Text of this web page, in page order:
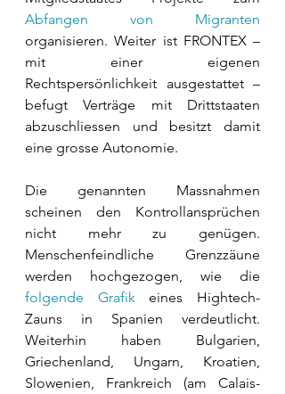
Abfangen von Migranten
organisieren. Weiter ist FRONTEX –
mit einer eigenen
Rechtspersönlichkeit ausgestattet –
befugt Verträge mit Drittstaaten
abzuschliessen und besitzt damit
eine grosse Autonomie.
Die genannten Massnahmen
scheinen den Kontrollansprüchen
nicht mehr zu genügen.
Menschenfeindliche Grenzzäune
folgende Grafik eines Hightech-
Zauns in Spanien verdeutlicht.
Weiterhin haben Bulgarien,
Griechenland, Ungarn, Kroatien,
Slowenien, Frankreich (am Calais-